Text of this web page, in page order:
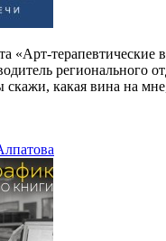
«Арт-
регионального
какая вина на